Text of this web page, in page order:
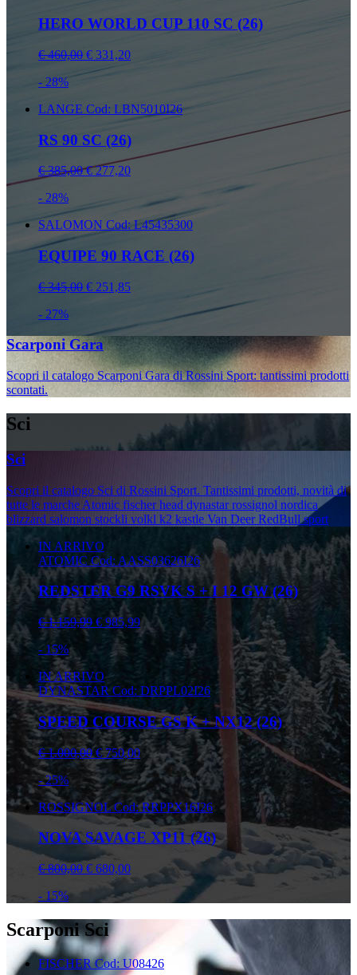
HERO WORLD CUP 110 SC (26)
€ 460,00 € 331,20
- 28%
LANGE Cod: LBN5010I26
RS 90 SC (26)
€ 385,00 € 277,20
- 28%
SALOMON Cod: L45435300
EQUIPE 90 RACE (26)
€ 345,00 € 251,85
- 27%
Scarponi Gara
Scopri il catalogo Scarponi Gara di Rossini Sport: tantissimi prodotti
scontati.
Sci
Sci
Scopri il catalogo Sci di Rossini Sport. Tantissimi prodotti, novità di
tutte le marche Atomic fischer head dynastar rossignol nordica
blizzard salomon stockli volkl k2 kastle Van Deer RedBull sport
IN ARRIVO
ATOMICCod: AASS03626I26
REDSTER G9 RSVK S + I 12 GW (26)
€ 1.159,99 € 985,99
- 15%
IN ARRIVO
DYNASTAR Cod: DRPPL02I26
SPEED COURSE GS K + NX12 (26)
€ 1.000,00 € 750,00
- 25%
ROSSIGNOLCod: RRPPX16I26
NOVA SAVAGE XP11 (26)
€ 800,00 € 680,00
- 15%
Scarponi Sci
FISCHERCod: U08426